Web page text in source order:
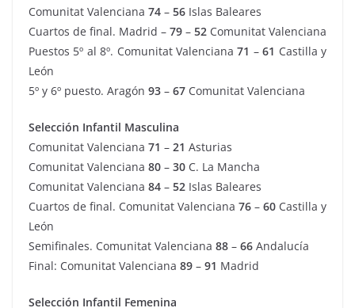
Comunitat Valenciana 74 – 56 Islas Baleares
Cuartos de final. Madrid – 79 – 52 Comunitat Valenciana
Puestos 5º al 8º. Comunitat Valenciana71 –61 Castilla y
León
5º y 6º puesto. Aragón 93 – 67 Comunitat Valenciana
Selección Infantil Masculina
Comunitat Valenciana 71 – 21 Asturias
Comunitat Valenciana 80 – 30 C. La Mancha
Comunitat Valenciana 84 – 52 Islas Baleares
Cuartos de final. Comunitat Valenciana 76 – 60 Castilla y
León
Semifinales. Comunitat Valenciana 88 – 66 Andalucía
Final: Comunitat Valenciana 89 – 91 Madrid
Selección Infantil Femenina